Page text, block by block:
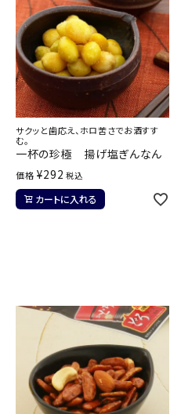
ご利用ガイド
直営店
サクッと歯応え、ホロ苦さでお酒すす
む。
一杯の珍極 揚げ塩ぎんなん
価格 ¥292 税込
カートに入れる